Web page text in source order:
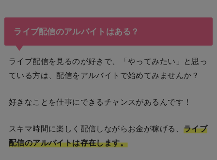
ライブ配信のアルバイトはある？
ライブ配信を見るのが好きで、「やってみたい」と思っ
ている方は、配信をアルバイトで始めてみませんか？
好きなことを仕事にできるチャンスがあるんです！
スキマ時間に楽しく配信しながらお金が稼げる、 ライブ
配信のアルバイトは存在します。